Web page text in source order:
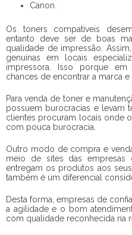
Canon.
Os toners compatíveis
entanto deve ser de boas
qualidade de impressão.
genuínas em locais
impressora . Isso porque em
chances de encontrar a marca
Para venda de toner e
possuem burocracias e levam
clientes procuram locais onde
com pouca burocracia.
Outro modo de compra e
meio de sites das empresas
entregam os produtos aos
também é um diferencial
Desta forma, empresas de
a agilidade e o bom
com qualidade reconhecida na